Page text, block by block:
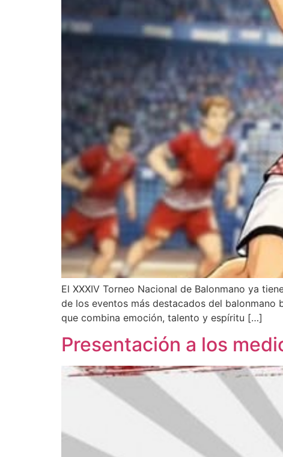
El XXXIV Torneo Nacional de Balonmano ya
de los eventos más destacados del
que combina emoción, talento y espíritu […]
Presentación a los